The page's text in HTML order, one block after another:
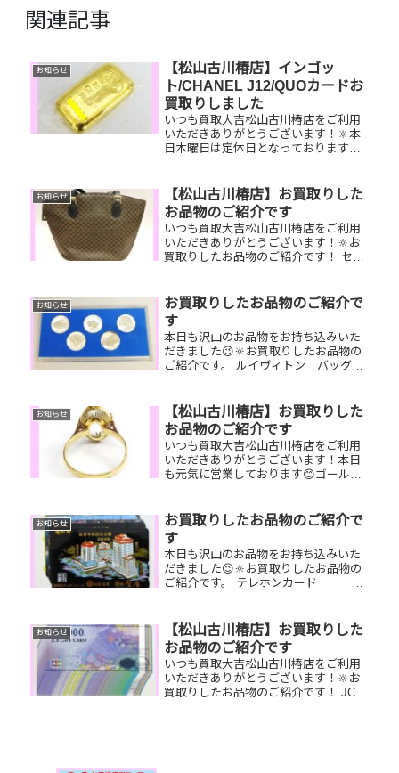
関連記事
お知らせ
【松山古川椿店】インゴッ
ト/CHANEL J12/QUOカードお
買取りしました
いつも買取大吉松山古川椿店をご利用
いただきありがとうございます！🔆本
日木曜日は定休日となっております😌
カードお家で眠っているお品物はござ
いませんか？ぜひ買取大吉松...
お知らせ
【松山古川椿店】お買取りした
お品物のご紹介です
いつも買取大吉松山古川椿店をご利用
いただきありがとうございます！🔆お
買取りしたお品物のご紹介です！ セリ
眠っているお品物はございませんか？
そのお品物ぜひ！買取大吉松山古川椿
店に...
お知らせ
お買取りしたお品物のご紹介で
す
本日も沢山のお品物をお持ち込みいた
だきました😉🔆お買取りしたお品物の
ご紹介です。 ルイヴィトン バッグ
眠っている小判、古銭、さびているジ
ュエリーなど…💫お家で眠っているお
品...
お知らせ
【松山古川椿店】お買取りした
お品物のご紹介です
いつも買取大吉松山古川椿店をご利用
いただきありがとうございます！本日
も元気に営業しております😊ゴールド
ございませんか？ぜひお査定させてく
ださい！🔆使用感があっても大丈夫！
ぜ...
お知らせ
お買取りしたお品物のご紹介で
す
本日も沢山のお品物をお持ち込みいた
だきました😉🔆お買取りしたお品物の
ご紹介です。 テレホンカード
せんか？🤗そのお品物ぜひ！！買取大
吉松山古川椿店にお査定させてくだ
さ...
お知らせ
【松山古川椿店】お買取りした
お品物のご紹介です
いつも買取大吉松山古川椿店をご利用
いただきありがとうございます！🔆お
買取りしたお品物のご紹介です！ JCB